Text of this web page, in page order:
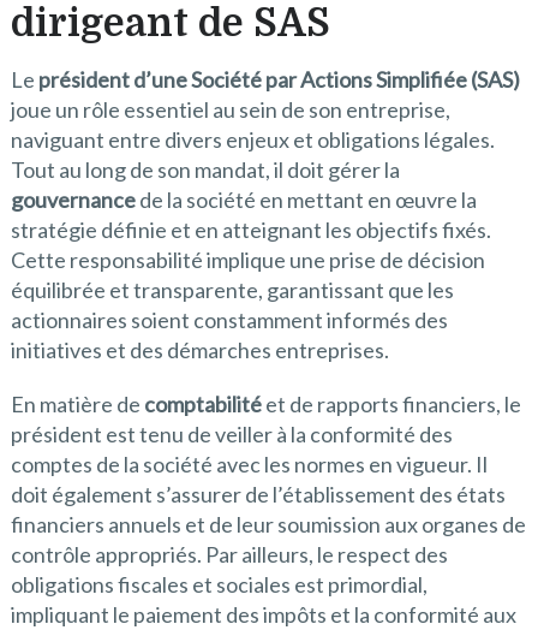
dirigeant de SAS
Le président d’une Société par Actions Simplifiée (SAS)
joue un rôle essentiel au sein de son entreprise,
naviguant entre divers enjeux et obligations légales.
Tout au long de son mandat, il doit gérer la
gouvernancede la société en mettant en œuvre la
stratégie définie et en atteignant les objectifs fixés.
Cette responsabilité implique une prise de décision
équilibrée et transparente, garantissant que les
actionnaires soient constamment informés des
initiatives et des démarches entreprises.
En matière de comptabilitéet de rapports financiers, le
président est tenu de veiller à la conformité des
comptes de la société avec les normes en vigueur. Il
doit également s’assurer de l’établissement des états
financiers annuels et de leur soumission aux organes de
contrôle appropriés. Par ailleurs, le respect des
obligations fiscales et sociales est primordial,
impliquant le paiement des impôts et la conformité aux